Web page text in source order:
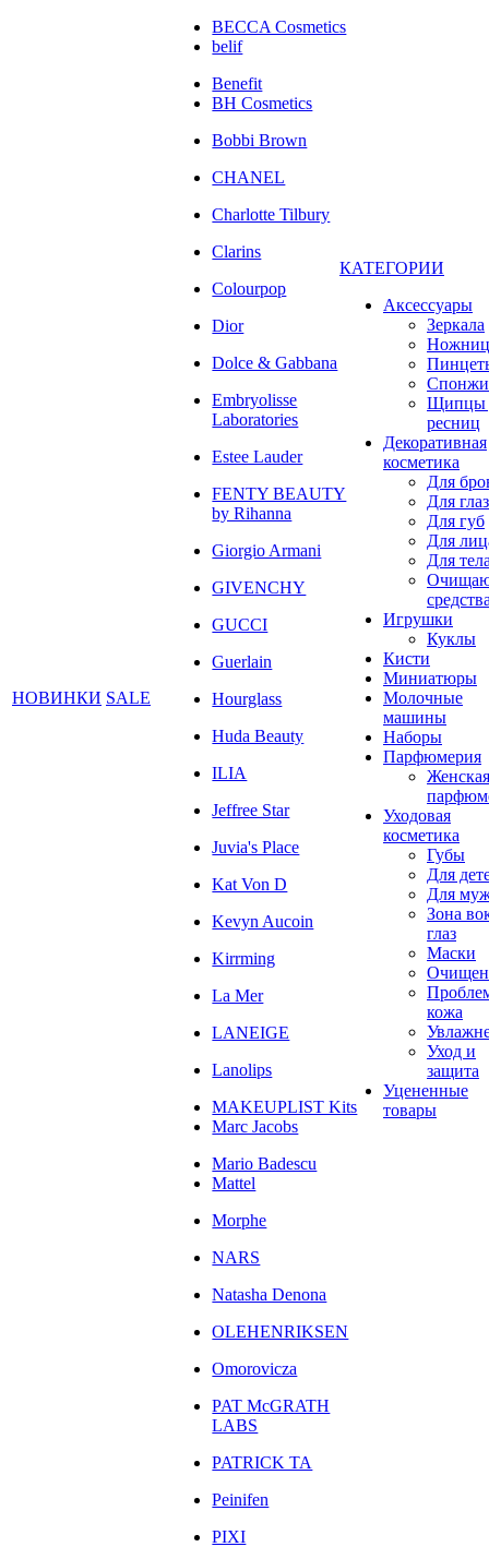
НОВИНКИ SALE
BECCA Cosmetics
belif
Benefit
BH Cosmetics
Bobbi Brown
CHANEL
Charlotte Tilbury
Clarins
Colourpop
Dior
Dolce & Gabbana
Embryolisse
Laboratories
Estee Lauder
FENTY BEAUTY
by Rihanna
Giorgio Armani
GIVENCHY
GUCCI
Guerlain
Hourglass
Huda Beauty
ILIA
Jeffree Star
Juvia's Place
Kat Von D
Kevyn Aucoin
Kirrming
La Mer
LANEIGE
Lanolips
MAKEUPLIST Kits
Marc Jacobs
Mario Badescu
Mattel
Morphe
NARS
Natasha Denona
OLEHENRIKSEN
Omorovicza
PAT McGRATH
LABS
PATRICK TA
Peinifen
PIXI
КАТЕГОРИИ
Аксессуары
Зеркала
Спонжи
Щипцы
ресниц
Декоративная
косметика
Для
Для глаз
Для губ
Для
Для
Игрушки
Куклы
Кисти
Миниатюры
Молочные
машины
Наборы
Парфюмерия
Женская
Уходовая
косметика
Губы
Для
Для
Зона
глаз
Маски
кожа
Уход и
защита
Уцененные
товары